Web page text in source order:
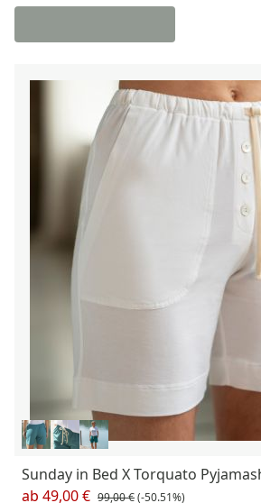
Sunday in Bed X Torquato
ab 49,00 € 99,00 €(-50.51%)